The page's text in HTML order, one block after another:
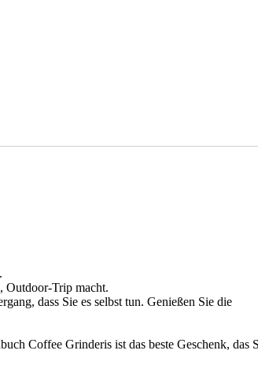
Outdoor-Trip macht.
dass Sie es selbst tun. Genießen Sie die
Coffee Grinderis ist das beste Geschenk, das